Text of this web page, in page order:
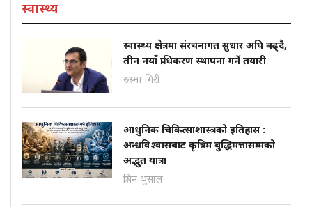
स्वास्थ्य
स्वास्थ्य क्षेत्रमा संरचनागत सुधार अघि बढ्दै,
तीन नयाँ प्राधिकरण स्थापना गर्ने तयारी
रुस्मा गिरी
आधुनिक चिकित्साशास्त्रको इतिहास :
अन्धविश्वासबाट कृत्रिम बुद्धिमत्तासम्मको
अद्भुत यात्रा
प्रबिन भुसाल